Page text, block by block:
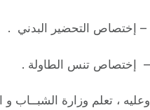
– إختصاص التحضير البدني .
– إختصاص تنس الطاولة .
وعليه ، تعلم وزارة الشبــاب